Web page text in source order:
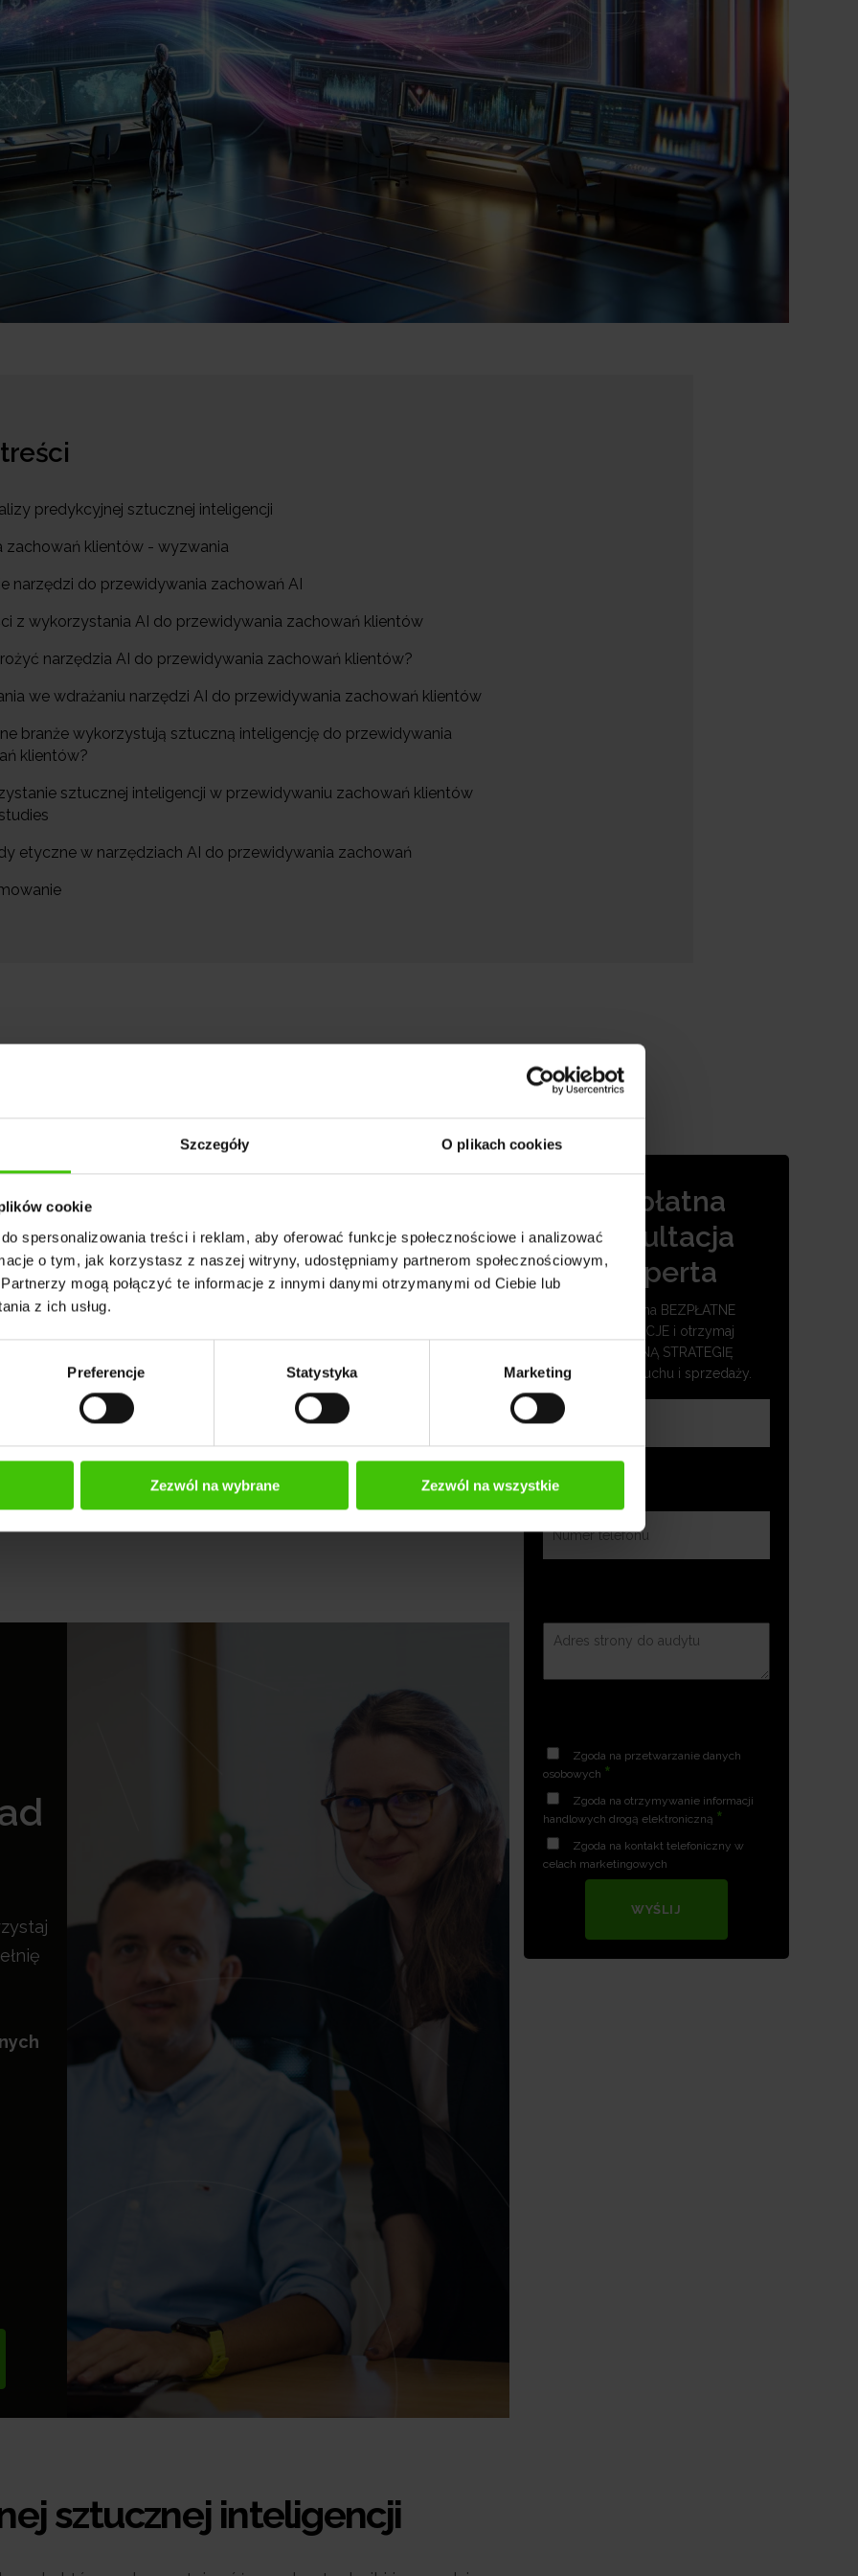
Szczegóły O plikach cookies
cookie
spersonalizowania treści i reklam, aby oferować funkcje społecznościowe i analizować
o tym, jak korzystasz z naszej witryny, udostępniamy partnerom społecznościowym,
mogą połączyć te informacje z innymi danymi otrzymanymi od Ciebie lub
z ich usług.
Preferencje Statystyka Marketing
Zezwól na wybrane Zezwól na wszystkie
treści
predykcyjnej sztucznej inteligencji
zachowań klientów - wyzwania
narzędzi do przewidywania zachowań AI
z wykorzystania AI do przewidywania zachowań klientów
narzędzia AI do przewidywania zachowań klientów?
we wdrażaniu narzędzi AI do przewidywania zachowań klientów
branże wykorzystują sztuczną inteligencję do przewidywania
klientów?
sztucznej inteligencji w przewidywaniu zachowań klientów
etyczne w narzędziach AI do przewidywania zachowań
narzędziem do przewidywania zachowań
danych, AI może identyfikować wzorce i trendy, które
w interakcję z produktami, usługami i platformami.
zachowania użytkowników?
zachowań?
zachowań?
AI?
zachowań?
sztucznej inteligencji
Bezpłatna
konsultacja
eksperta
Umów się na BEZPŁATNE
KONSULTACJE i otrzymaj
SKUTECZNĄ STRATEGIĘ
zwiększenia ruchu i sprzedaży.
Zgoda na przetwarzanie danych
osobowych *
Zgoda na otrzymywanie informacji
handlowych drogą elektroniczną *
Zgoda na kontakt telefoniczny w
celach marketingowych
WYŚLIJ